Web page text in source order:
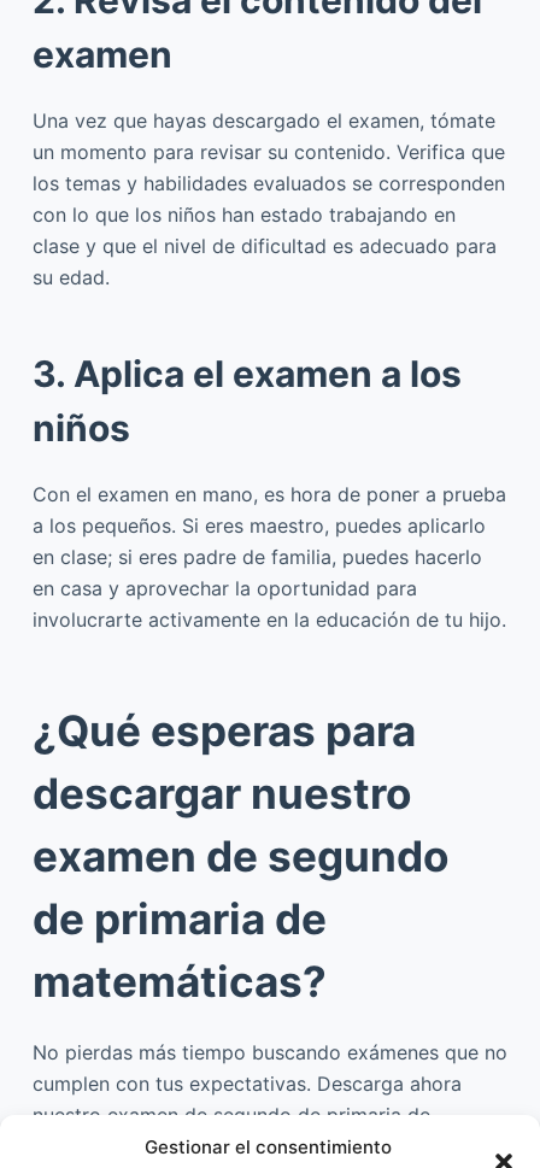
Gestionar el consentimiento
examen
Una vez que hayas descargado el examen, tómate
un momento para revisar su contenido. Verifica que
los temas y habilidades evaluados se corresponden
con lo que los niños han estado trabajando en
clase y que el nivel de dificultad es adecuado para
su edad.
3. Aplica el examen a los
niños
Con el examen en mano, es hora de poner a prueba
a los pequeños. Si eres maestro, puedes aplicarlo
en clase; si eres padre de familia, puedes hacerlo
en casa y aprovechar la oportunidad para
involucrarte activamente en la educación de tu hijo.
¿Qué esperas para
descargar nuestro
examen de segundo
de primaria de
matemáticas?
No pierdas más tiempo buscando exámenes que no
cumplen con tus expectativas. Descarga ahora
nuestro examen de segundo de primaria de
matemáticas y disfruta de un material de